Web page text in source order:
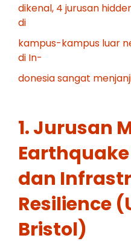
dikenal, 4 jurusan
di
kampus-kampus luar
di In-
donesia sangat
1. Jurusan
dan
Resilience
Bristol)